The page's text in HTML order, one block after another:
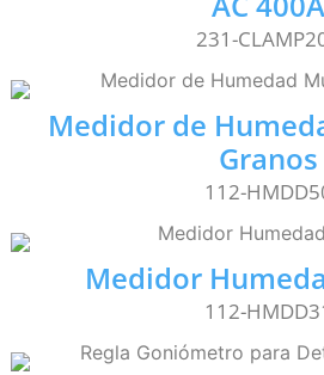
231-
Medidor de
Granos
112-
Medidor
112-